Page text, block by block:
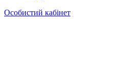
Особистий кабінет